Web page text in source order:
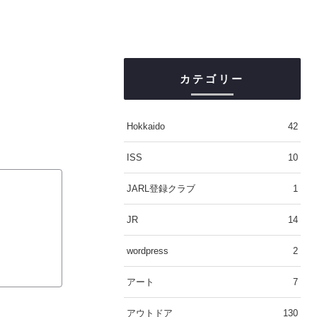
カテゴリー
Hokkaido 42
ISS 10
JARL登録クラブ 1
JR 14
wordpress 2
アート 7
アウトドア 130